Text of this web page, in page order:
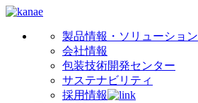
製品情報・ソリューション
会社情報
包装技術開発センター
サステナビリティ
採用情報